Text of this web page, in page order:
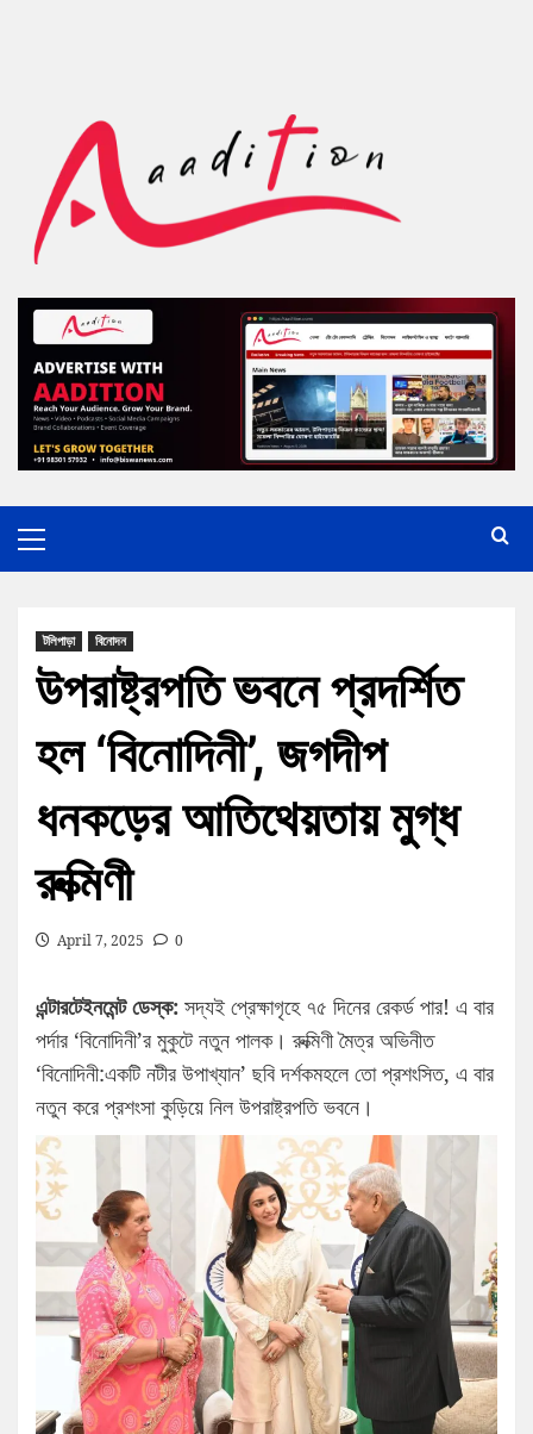
টলিপাড়া বিনোদন
উপরাষ্ট্রপতি ভবনে প্রদর্শিত
হল ‘বিনোদিনী’, জগদীপ
ধনকড়ের আতিথেয়তায় মুগ্ধ
রুক্মিণী
April 7, 2025 0
এন্টারটেইনমেন্ট ডেস্ক: সদ্যই প্রেক্ষাগৃহে ৭৫ দিনের রেকর্ড পার! এ বার
পর্দার ‘বিনোদিনী’র মুকুটে নতুন পালক। রুক্মিণী মৈত্র অভিনীত
‘বিনোদিনী:একটি নটীর উপাখ্যান’ ছবি দর্শকমহলে তো প্রশংসিত, এ বার
নতুন করে প্রশংসা কুড়িয়ে নিল উপরাষ্ট্রপতি ভবনে।